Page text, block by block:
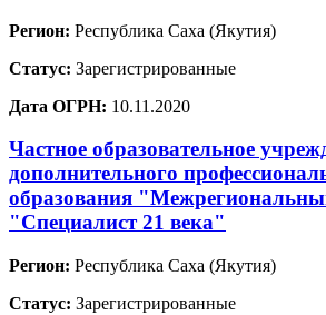
Регион: Республика Саха (Якутия)
Статус: Зарегистрированные
Дата ОГРН: 10.11.2020
Частное образовательное
дополнительного
образования
"Специалист 21 века"
Регион: Республика Саха (Якутия)
Статус: Зарегистрированные